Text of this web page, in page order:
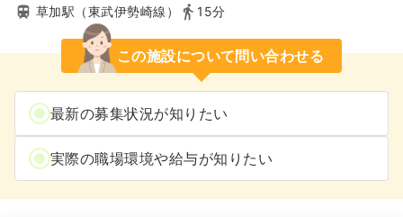
草加駅（東武伊勢崎線）
15分
この施設について問い合わせる
最新の募集状況が知りたい
実際の職場環境や給与が知りたい